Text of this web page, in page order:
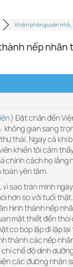
Khám phá nguyên nhâ…
nếp
) Đặt chân đến
không gian sang
thái. Ngay cả khi
khiến tôi cảm
chính cách họ lắng
toàn yên tâm.
vì sao trán mình
hơn so với tuổi
hình thành nếp
mật thiết đến
co bóp lặp đi lặp
thành các nếp
chế độ dinh
các đường nhăn